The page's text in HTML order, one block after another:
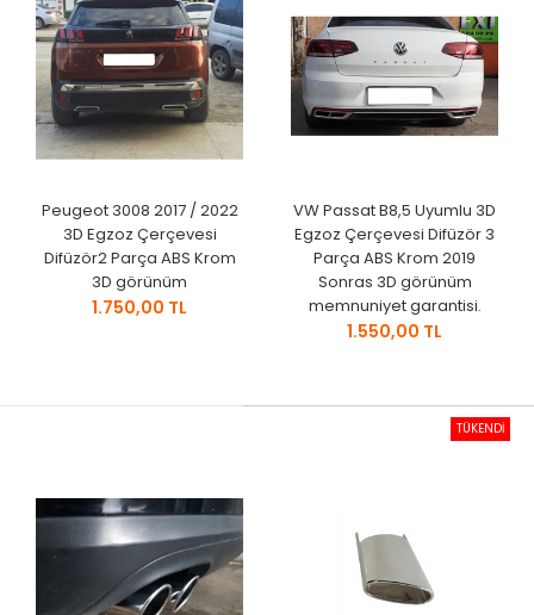
Peugeot 3008 2017 / 2022
3D Egzoz Çerçevesi
Difüzör2 Parça ABS Krom
3D görünüm
1.750,00 TL
VW Passat B8,5 Uyumlu 3D
Egzoz Çerçevesi Difüzör 3
Parça ABS Krom 2019
Sonras 3D görünüm
memnuniyet garantisi.
1.550,00 TL
TÜKENDİ